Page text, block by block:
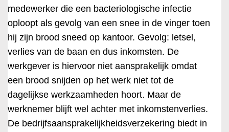
medewerker die een bacteriologische infectie
oploopt als gevolg van een snee in de vinger toen
hij zijn brood sneed op kantoor. Gevolg: letsel,
verlies van de baan en dus inkomsten. De
werkgever is hiervoor niet aansprakelijk omdat
een brood snijden op het werk niet tot de
dagelijkse werkzaamheden hoort. Maar de
werknemer blijft wel achter met inkomstenverlies.
De bedrijfsaansprakelijkheidsverzekering biedt in